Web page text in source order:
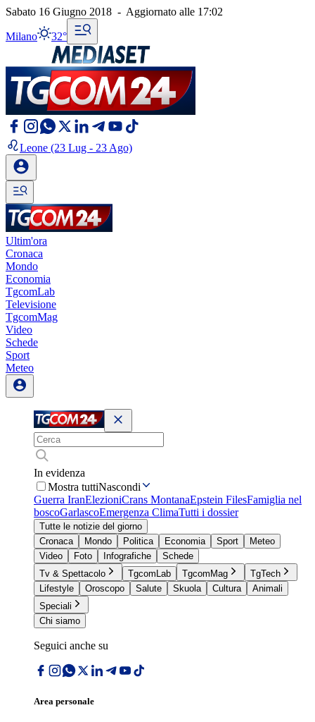
Sabato 16 Giugno 2018 - Aggiornato alle 17:02
Milano 32°
Leone (23 Lug - 23 Ago)
Ultim'ora
Cronaca
Mondo
Economia
TgcomLab
Televisione
TgcomMag
Video
Schede
Sport
Meteo
In evidenza
Mostra tuttiNascondi
Guerra IranElezioniCrans MontanaEpstein FilesFamiglia nel
boscoGarlascoEmergenza ClimaTutti i dossier
Tutte le notizie del giorno
Cronaca
Mondo Politica Economia Sport
Meteo
Video
Foto Infografiche
Schede
Tv & Spettacolo
TgcomLab TgcomMag
TgTech
Lifestyle
Oroscopo Salute Skuola Cultura
Animali
Speciali
Chi siamo
Seguici anche su
Area personale